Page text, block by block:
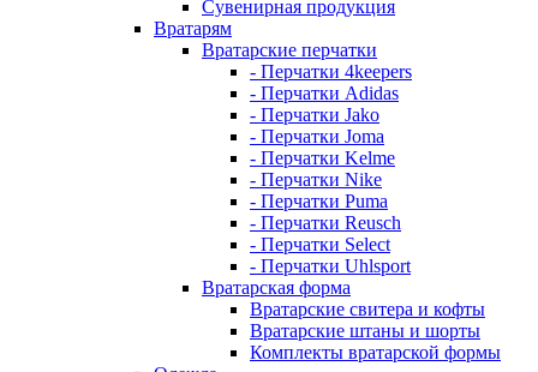
Сувенирная продукция
Вратарям
Вратарские перчатки
- Перчатки 4keepers
- Перчатки Adidas
- Перчатки Jako
- Перчатки Joma
- Перчатки Kelme
- Перчатки Nike
- Перчатки Puma
- Перчатки Reusch
- Перчатки Select
- Перчатки Uhlsport
Вратарская форма
Вратарские свитера и кофты
Вратарские штаны и шорты
Комплекты вратарской формы